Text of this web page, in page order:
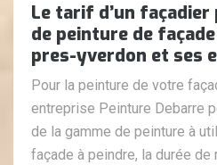
Le tarif d’un
de peinture de
pres-yverdon et ses
Pour la peinture de votre
entreprise Peinture Debarre
de la gamme de peinture à
façade à peindre, la durée de